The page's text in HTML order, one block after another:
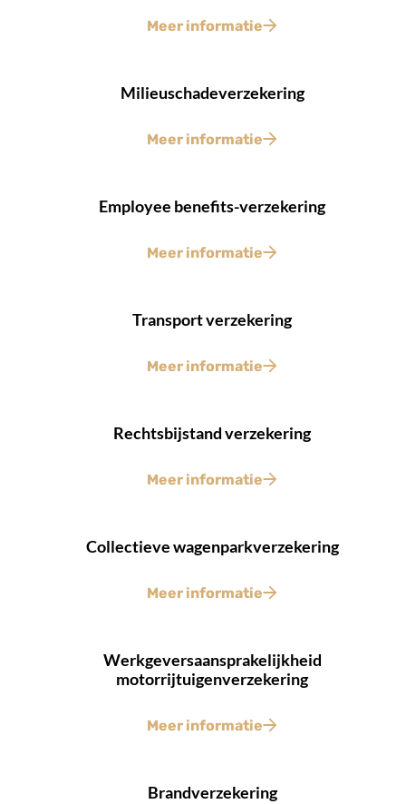
de kans dat u voor aanzienlijke, niet
Meer informatie
Milieuschadeverzekering
Meer informatie
Employee benefits-verzekering
Meer informatie
Transport verzekering
Meer informatie
Rechtsbijstand verzekering
Meer informatie
Collectieve wagenparkverzekering
Meer informatie
Werkgeversaansprakelijkheid
motorrijtuigenverzekering
Meer informatie
Brandverzekering